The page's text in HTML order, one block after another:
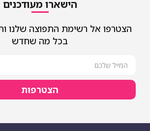
הישארו מעודכנים
הצטרפו אל רשימת התפוצה שלנו
בכל מה שחדש
הצטרפות